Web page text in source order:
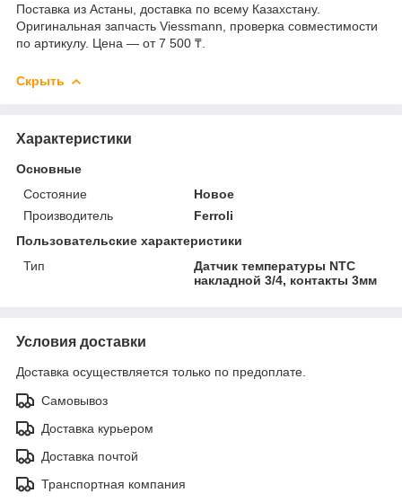
Поставка из Астаны, доставка по всему Казахстану.
Оригинальная запчасть Viessmann, проверка совместимости
по артикулу. Цена — от 7 500 ₸.
Скрыть
Характеристики
Основные
Состояние
Новое
Производитель
Ferroli
Пользовательские характеристики
Тип
Датчик температуры NTC
накладной 3/4, контакты 3мм
Условия доставки
Доставка осуществляется только по предоплате.
Самовывоз
Доставка курьером
Доставка почтой
Транспортная компания